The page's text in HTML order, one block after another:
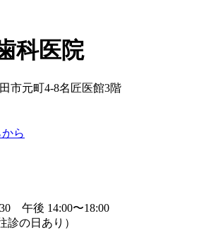
科医院
市元町4-8名匠医館3階
ら
午後 14:00〜18:00
診の日あり）